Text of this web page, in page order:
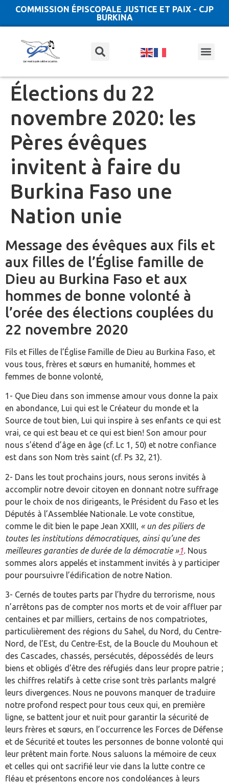
COMMISSION ÉPISCOPALE JUSTICE ET PAIX - CJP
BURKINA
Élections du 22
novembre 2020: les
Pères évêques
invitent à faire du
Burkina Faso une
Nation unie
Message des évêques aux fils et
aux filles de l’Église famille de
Dieu au Burkina Faso et aux
hommes de bonne volonté à
l’orée des élections couplées du
22 novembre 2020
Fils et Filles de l’Église Famille de Dieu au Burkina Faso, et
vous tous, frères et sœurs en humanité, hommes et
femmes de bonne volonté,
1- Que Dieu dans son immense amour vous donne la paix
en abondance, Lui qui est le Créateur du monde et la
Source de tout bien, Lui qui inspire à ses enfants ce qui est
vrai, ce qui est beau et ce qui est bien! Son amour pour
nous s’étend d’âge en âge (cf. Lc 1, 50) et notre confiance
est dans son Nom très saint (cf. Ps 32, 21).
2- Dans les tout prochains jours, nous serons invités à
accomplir notre devoir citoyen en donnant notre suffrage
pour le choix de nos dirigeants, le Président du Faso et les
Députés à l’Assemblée Nationale. Le vote constitue,
comme le dit bien le pape Jean XXIII, « un des piliers de
toutes les institutions démocratiques, ainsi qu’une des
meilleures garanties de durée de la démocratie »1. Nous
sommes alors appelés et instamment invités à y participer
pour poursuivre l’édification de notre Nation.
3- Cernés de toutes parts par l’hydre du terrorisme, nous
n’arrêtons pas de compter nos morts et de voir affluer par
centaines et par milliers, certains de nos compatriotes,
particulièrement des régions du Sahel, du Nord, du Centre-
Nord, de l’Est, du Centre-Est, de la Boucle du Mouhoun et
des Cascades, chassés, persécutés, dépossédés de leurs
biens et obligés d’être des réfugiés dans leur propre patrie ;
les chiffres relatifs à cette crise sont très parlants malgré
leurs divergences. Nous ne pouvons manquer de traduire
notre profond respect pour tous ceux qui, en première
ligne, se battent jour et nuit pour garantir la sécurité de
leurs frères et sœurs, en l’occurrence les Forces de Défense
et de Sécurité et toutes les personnes de bonne volonté qui
leur prêtent main forte. Nous saluons la mémoire de ceux
et celles qui ont sacrifié leur vie dans la lutte contre ce
fléau et présentons encore nos condoléances à leurs